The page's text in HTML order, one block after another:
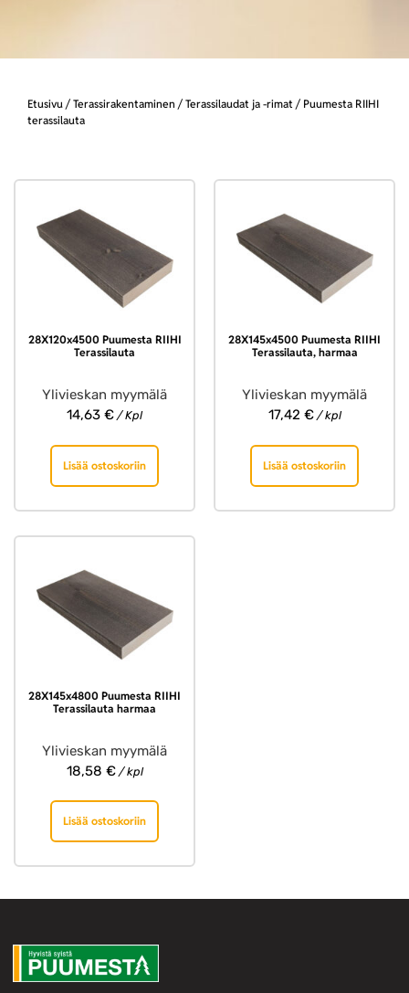
Etusivu / Terassirakentaminen / Terassilaudat ja -rimat / Puumesta RIIHI
terassilauta
28X120x4500 Puumesta RIIHI
Terassilauta
Ylivieskan myymälä
14,63 € / Kpl
Lisää ostoskoriin
28X145x4500 Puumesta RIIHI
Terassilauta, harmaa
Ylivieskan myymälä
17,42 €/ kpl
Lisää ostoskoriin
28X145x4800 Puumesta RIIHI
Terassilauta harmaa
Ylivieskan myymälä
18,58 €/ kpl
Lisää ostoskoriin